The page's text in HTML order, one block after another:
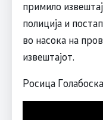
примило
полиција и
во насока на
извештајот.
Росица Голабоска